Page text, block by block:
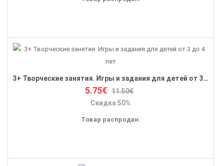
3+ Творческие занятия. Игры и задания для детей от 3 до 4 лет
5.75€ 11.50€
Скидка 50%
Товар распродан.